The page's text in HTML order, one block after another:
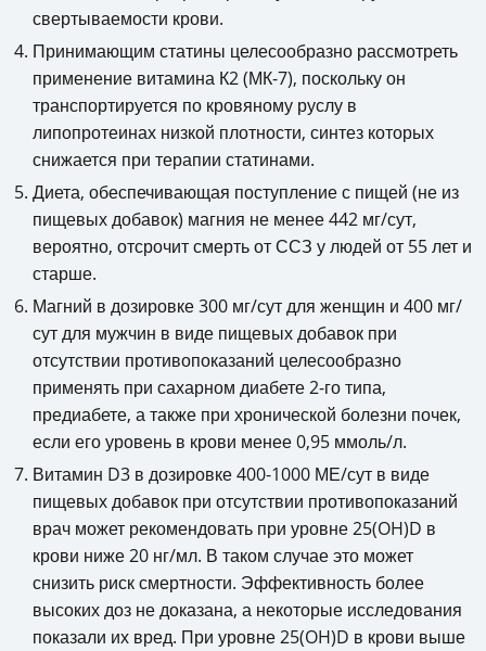
свертываемости крови.
Принимающим статины целесообразно рассмотреть
применение витамина К2 (МК-7), поскольку он
транспортируется по кровяному руслу в
липопротеинах низкой плотности, синтез которых
снижается при терапии статинами.
Диета, обеспечивающая поступление с пищей (не из
пищевых добавок) магния не менее 442 мг/сут,
вероятно, отсрочит смерть от ССЗ у людей от 55 лет и
старше.
Магний в дозировке 300 мг/сут для женщин и 400 мг/
сут для мужчин в виде пищевых добавок при
отсутствии противопоказаний целесообразно
применять при сахарном диабете 2-го типа,
предиабете, а также при хронической болезни почек,
если его уровень в крови менее 0,95 ммоль/л.
Витамин D3 в дозировке 400-1000 МЕ/сут в виде
пищевых добавок при отсутствии противопоказаний
врач может рекомендовать при уровне 25(OH)D в
крови ниже 20 нг/мл. В таком случае это может
снизить риск смертности. Эффективность более
высоких доз не доказана, а некоторые исследования
показали их вред. При уровне 25(OH)D в крови выше